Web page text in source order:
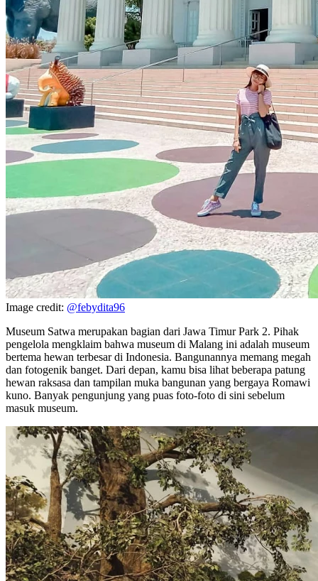
Image credit: @febydita96
Museum Satwa merupakan bagian dari Jawa Timur Park 2. Pihak
pengelola mengklaim bahwa museum di Malang ini adalah museum
bertema hewan terbesar di Indonesia. Bangunannya memang megah
dan fotogenik banget. Dari depan, kamu bisa lihat beberapa patung
hewan raksasa dan tampilan muka bangunan yang bergaya Romawi
kuno. Banyak pengunjung yang puas foto-foto di sini sebelum
masuk museum.